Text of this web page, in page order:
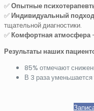
✅Опытные
✅ Индивидуальный подход
тщательной диагностики.
✅ Комфортная атмосфера
Результаты наших
85% отмечают
В 3 раза